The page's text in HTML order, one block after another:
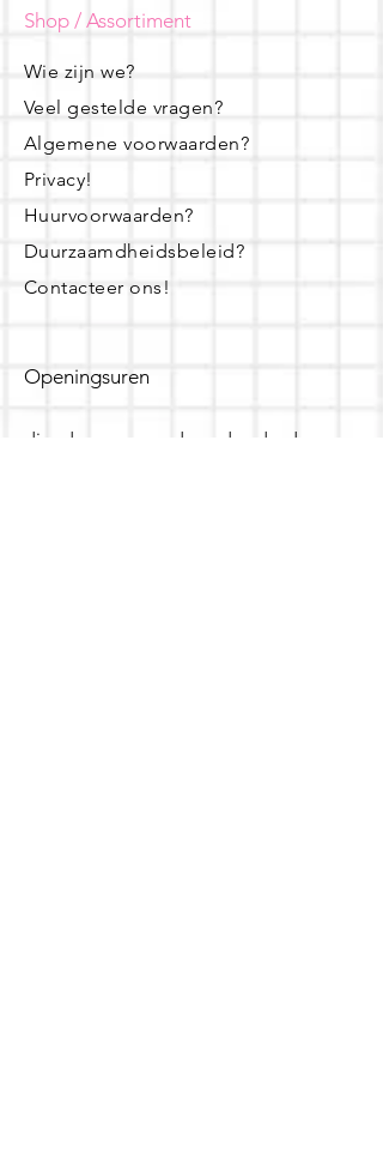
Shop / Assortiment
Wie zijn we?
Veel gestelde vragen?
Algemene voorwaarden?
Privacy!
Huurvoorwaarden?
Duurzaamdheidsbeleid?
Contacteer ons!
Openingsuren
dinsdag - woensdag- donderdag: